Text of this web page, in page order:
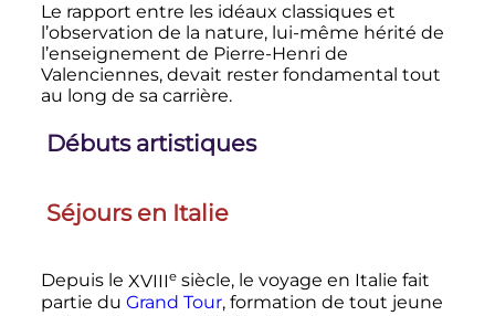
Le rapport entre les idéaux classiques et
l’observation de la nature, lui-même hérité de
l’enseignement de Pierre-Henri de
Valenciennes, devait rester fondamental tout
au long de sa carrière.
Débuts artistiques
Séjours en Italie
Depuis le XVIIIe siècle, le voyage en Italie fait
partie du Grand Tour, formation de tout jeune